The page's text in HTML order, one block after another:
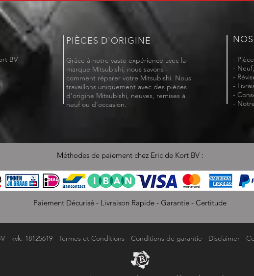
BV
PIÈCES D'ORIGINE
Grâce à notre vaste expérience avec la
marque Mitsubishi, nous savons
comment réparer votre Mitsubishi. Nous
travaillons uniquement avec des pièces
d'origine Mitsubishi, neuves, remises à
neuf ou d'occasion.
-
-
-
-
-
-
Paiement Décurisé - Livraison Rapide - Garantie - Certitude
Méthodes de paiement chez Eric de Kort BV :
- kvk: 18125619 - Termes et Conditions - Conditions de garantie - Disclaimer -